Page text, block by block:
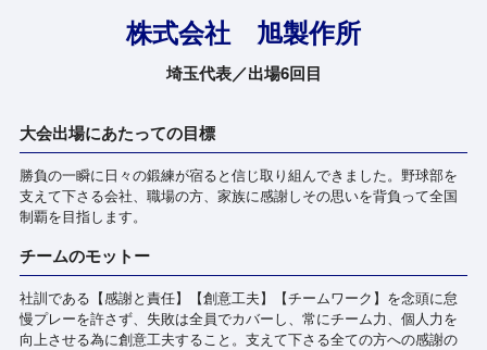
株式会社 旭製作所
埼玉代表／出場6回目
大会出場にあたっての目標
勝負の一瞬に日々の鍛練が宿ると信じ取り組んできました。野球部を
支えて下さる会社、職場の方、家族に感謝しその思いを背負って全国
制覇を目指します。
チームのモットー
社訓である【感謝と責任】【創意工夫】【チームワーク】を念頭に怠
慢プレーを許さず、失敗は全員でカバーし、常にチーム力、個人力を
向上させる為に創意工夫すること。支えて下さる全ての方への感謝の